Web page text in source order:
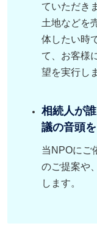
ていただき
土地などを
体したい時
て、お客様
望を実行し
相続人が
議の音頭
当NPOにご
のご提案や
します。